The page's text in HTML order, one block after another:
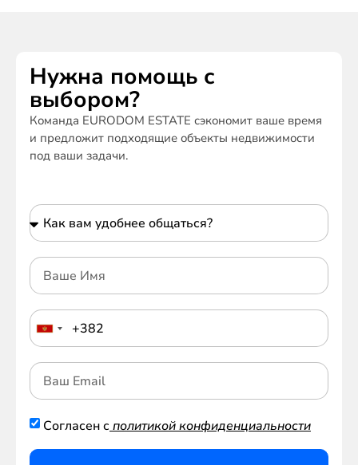
Нужна помощь с
выбором?
Команда EURODOM ESTATE сэкономит ваше время
и предложит подходящие объекты недвижимости
под ваши задачи.
Согласен с политикой конфиденциальности